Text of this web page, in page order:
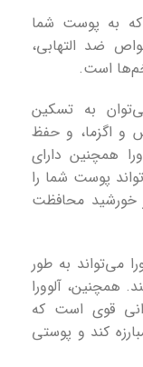
به پوست شما
ضد التهابی،
است.
به تسکین
و اگزما، و حفظ
همچنین دارای
پوست شما را
خورشید محافظت
می‌تواند به طور
همچنین، آلوورا
قوی است که
کند و پوستی